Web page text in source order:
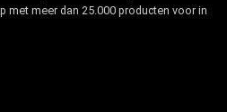
met meer dan 25.000 producten voor in